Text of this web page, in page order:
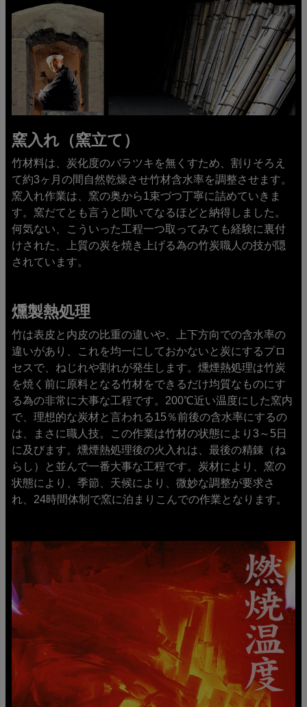
窯入れ（窯立て）
竹材料は、炭化度のバラツキを無くすため、割りそろえ
て約3ヶ月の間自然乾燥させ竹材含水率を調整させます。
窯入れ作業は、窯の奥から1束づつ丁寧に詰めていきま
す。窯だてとも言うと聞いてなるほどと納得しました。
何気ない、こういった工程一つ取ってみても経験に裏付
けされた、上質の炭を焼き上げる為の竹炭職人の技が隠
されています。
燻製熱処理
竹は表皮と内皮の比重の違いや、上下方向での含水率の
違いがあり、これを均一にしておかないと炭にするプロ
セスで、ねじれや割れが発生します。燻煙熱処理は竹炭
を焼く前に原料となる竹材をできるだけ均質なものにす
る為の非常に大事な工程です。200℃近い温度にした窯内
で、理想的な炭材と言われる15％前後の含水率にするの
は、まさに職人技。この作業は竹材の状態により3～5日
に及びます。燻煙熱処理後の火入れは、最後の精錬（ね
らし）と並んで一番大事な工程です。炭材により、窯の
状態により、季節、天候により、微妙な調整が要求さ
れ、24時間体制で窯に泊まりこんでの作業となります。